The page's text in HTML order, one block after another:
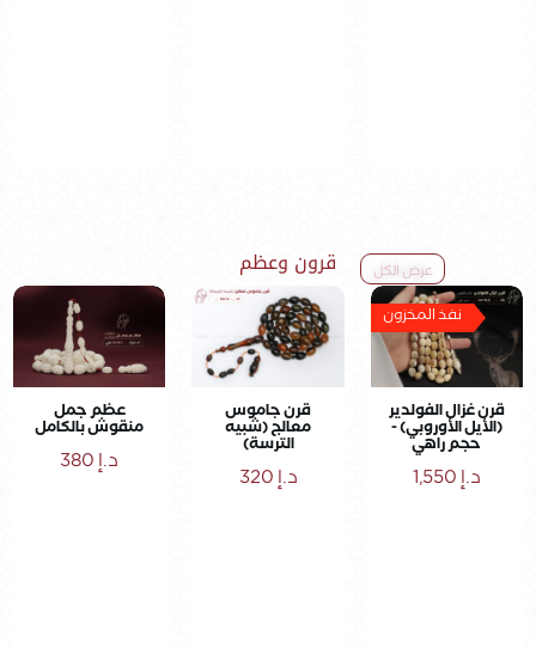
عرض الكل قرون وعظم
نفذ المخزون
قرن غزال الفولدير
(الأيل الأوروبي) -
حجم راهي
د.إ
قرن جاموس
معالج (شبيه
الترسة)
د.إ
عظم جمل
منقوش بالكامل
د.إ380